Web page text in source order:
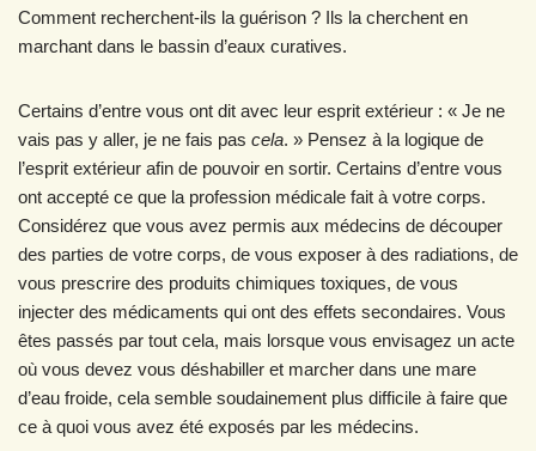
Comment recherchent-ils la guérison ? Ils la cherchent en
marchant dans le bassin d’eaux curatives.
Certains d’entre vous ont dit avec leur esprit extérieur : « Je ne
vais pas y aller, je ne fais pas cela. » Pensez à la logique de
l’esprit extérieur afin de pouvoir en sortir. Certains d’entre vous
ont accepté ce que la profession médicale fait à votre corps.
Considérez que vous avez permis aux médecins de découper
des parties de votre corps, de vous exposer à des radiations, de
vous prescrire des produits chimiques toxiques, de vous
injecter des médicaments qui ont des effets secondaires. Vous
êtes passés par tout cela, mais lorsque vous envisagez un acte
où vous devez vous déshabiller et marcher dans une mare
d’eau froide, cela semble soudainement plus difficile à faire que
ce à quoi vous avez été exposés par les médecins.